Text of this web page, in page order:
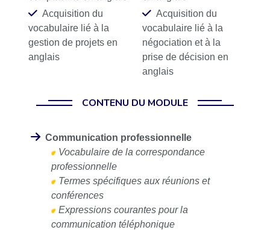
Acquisition du
vocabulaire lié à la
gestion de projets en
anglais
Acquisition du
vocabulaire lié à la
négociation et à la
prise de décision en
anglais
CONTENU DU MODULE
Communication professionnelle
Vocabulaire de la correspondance
professionnelle
Termes spécifiques aux réunions et
conférences
Expressions courantes pour la
communication téléphonique